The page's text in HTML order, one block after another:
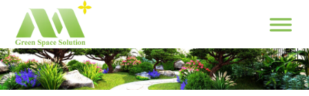
content